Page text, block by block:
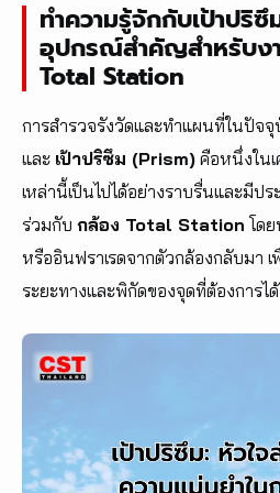
ทำความรู้จักกับเป้าปริ
อุปกรณ์สำคัญสำหรับง
Total Station
การสำรวจรังวัดและทำแผนที่ในปัจ
และ เป้าปริซึม (Prism) คือหนึ่งใน
เหล่านี้เป็นไปได้อย่างราบรื่นและมีป
ร่วมกับ กล้อง Total Station โด
หรืออินฟราเรดจากตัวกล้องกลับมา
ระยะทางและพิกัดของจุดที่ต้องการไ